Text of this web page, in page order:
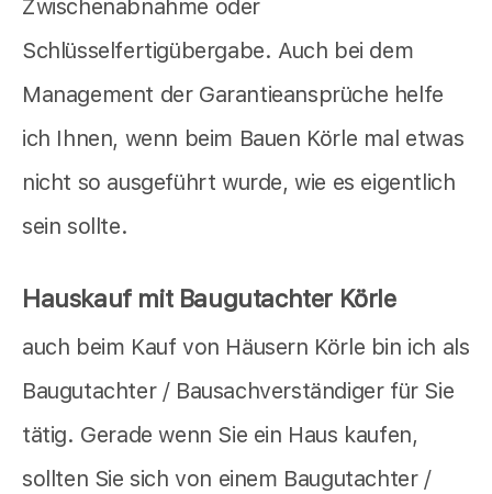
Zwischenabnahme oder
Schlüsselfertigübergabe. Auch bei dem
Management der Garantieansprüche helfe
ich Ihnen, wenn beim Bauen Körle mal etwas
nicht so ausgeführt wurde, wie es eigentlich
sein sollte.
Hauskauf mit Baugutachter Körle
auch beim Kauf von Häusern Körle bin ich als
Baugutachter / Bausachverständiger für Sie
tätig. Gerade wenn Sie ein Haus kaufen,
sollten Sie sich von einem Baugutachter /